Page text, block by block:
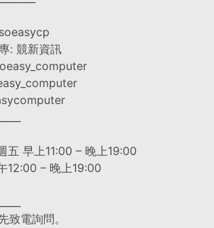
: 競新資訊
五 早上11:00 – 晚上19:00
12:00 – 晚上19:00
致電詢問。